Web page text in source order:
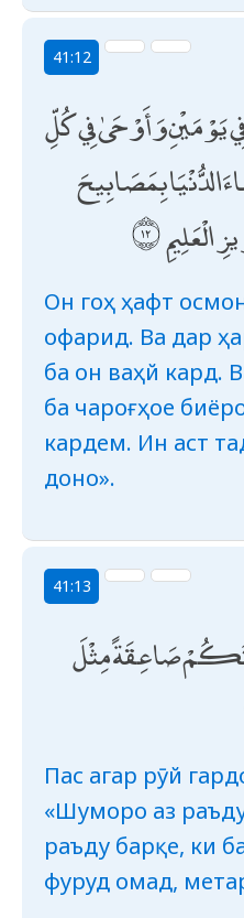
41:12
يَوْمَيْنِ وَأَوْحَىٰ فِي كُلِّ
الدُّنْيَا بِمَصَابِيحَ
الْعَلِيمِ
Он гоҳ ҳафт
офарид. Ва дар
ба он ваҳй кард.
ба чароғҳое
кардем. Ин аст
доно».
41:13
صَاعِقَةً مِثْلَ
Пас агар рӯй
«Шуморо аз
раъду барқе, ки
фуруд омад,